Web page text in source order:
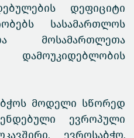
დეფიციტი
სასამართლოს
მოსამართლეთა
მოდელი სწორედ
ევროპული
ევროსაბჭო,